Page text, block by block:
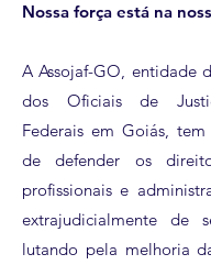
Nossa força está na
A Assojaf-GO, entidade
dos Oficiais de
Federais em Goiás,
de defender os
profissionais e
extrajudicialmente de
lutando pela melhoria